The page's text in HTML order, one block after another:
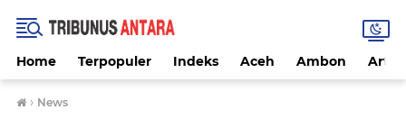
Home Terpopuler Indeks Aceh Ambon
› News